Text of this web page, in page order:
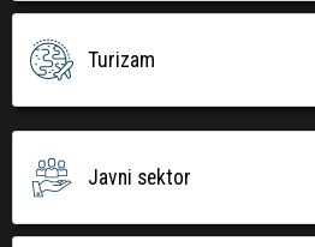
Turizam
Javni sektor